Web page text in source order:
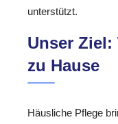
unterstützt.
Unser
zu Hause
Häusliche Pflege